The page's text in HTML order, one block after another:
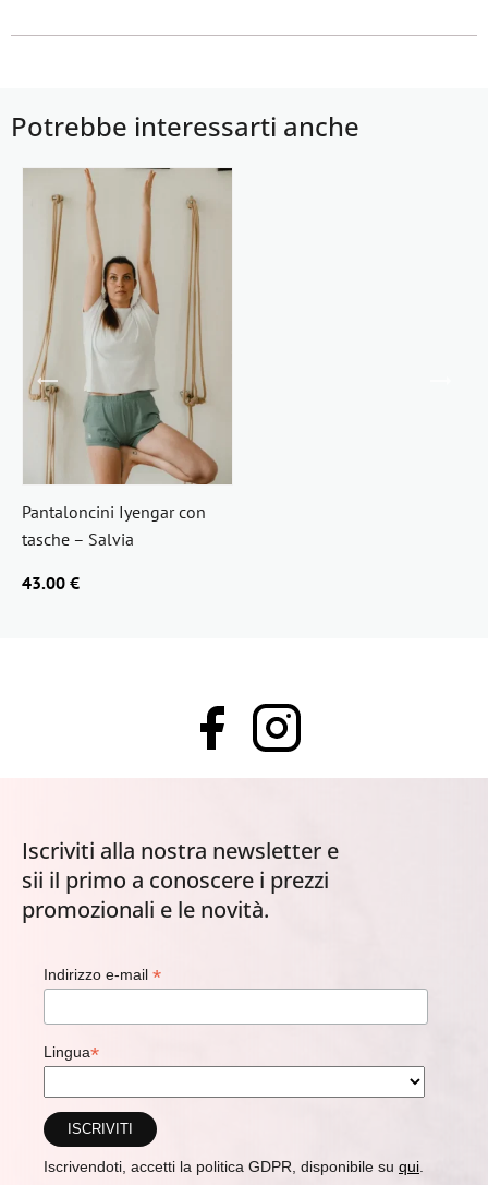
Potrebbe interessarti anche
Pantaloncini Iyengar con
tasche – Salvia
43.00 €
Iscriviti alla nostra newsletter e
sii il primo a conoscere i prezzi
promozionali e le novità.
Indirizzo e-mail *
Lingua*
Iscrivendoti, accetti la politica GDPR, disponibile su qui